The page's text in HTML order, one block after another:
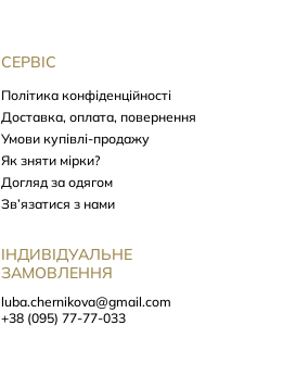
СЕРВІС
Політика конфіденційності
Доставка, оплата, повернення
Умови купівлі-продажу
Як зняти мірки?
Догляд за одягом
Зв’язатися з нами
ІНДИВІДУАЛЬНЕ
ЗАМОВЛЕННЯ
luba.chernikova@gmail.com
+38 (095) 77-77-033